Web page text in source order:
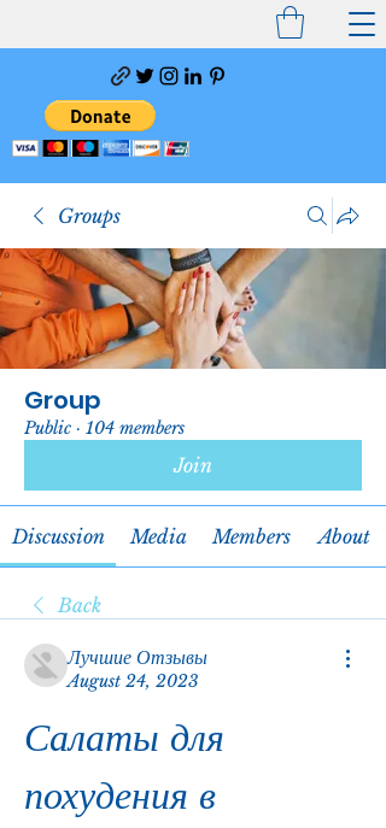
Groups
Group
Public · 104 members
Join
Discussion Media Members About
Back
Лучшие Отзывы
August 24, 2023
Салаты для
похудения в